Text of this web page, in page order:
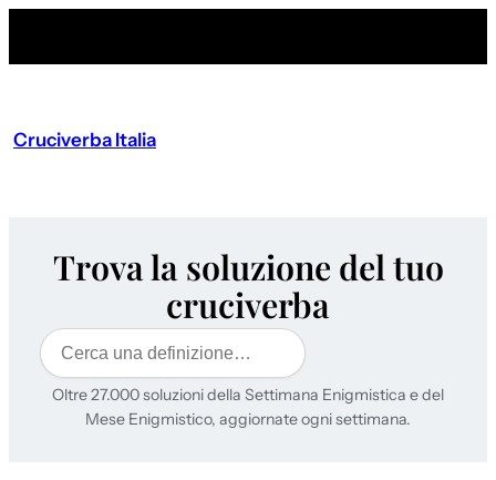
Cruciverba Italia
Trova la soluzione del tuo
cruciverba
Cerca
Oltre 27.000 soluzioni della Settimana Enigmistica e del
Mese Enigmistico, aggiornate ogni settimana.